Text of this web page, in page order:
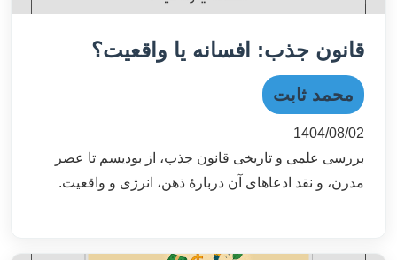
قانون جذب: افسانه یا واقعیت؟
محمد ثابت
1404/08/02
بررسی علمی و تاریخی قانون جذب، از بودیسم تا عصر
مدرن، و نقد ادعاهای آن دربارهٔ ذهن، انرژی و واقعیت.